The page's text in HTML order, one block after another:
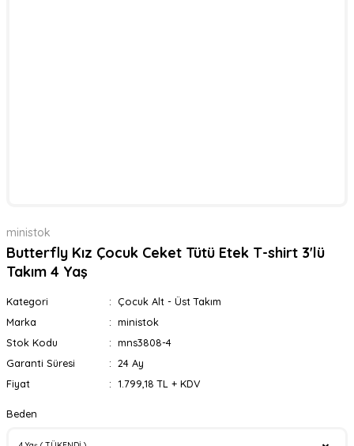
ministok
Butterfly Kız Çocuk Ceket Tütü Etek T-shirt 3'lü
Takım 4 Yaş
Kategori
Çocuk Alt - Üst Takım
Marka
ministok
Stok Kodu
mns3808-4
Garanti Süresi
24 Ay
Fiyat
1.799,18 TL + KDV
Beden